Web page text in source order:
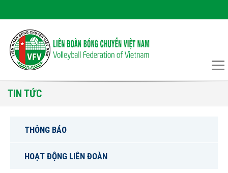
TIN TỨC
THÔNG BÁO
HOẠT ĐỘNG LIÊN ĐOÀN